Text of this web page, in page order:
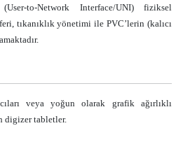
(User-to-Network Interface/UNI) fiziksel
tıkanıklık yönetimi ile PVC’lerin (kalıcı
veya yoğun olarak grafik ağırlıklı
digizer tabletler.